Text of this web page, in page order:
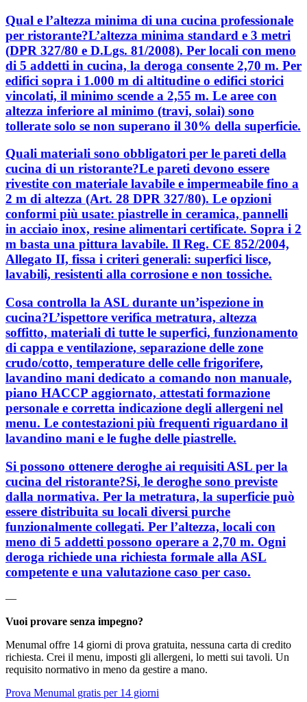
Qual e l’altezza minima di una cucina professionale
per ristorante?L’altezza minima standard e 3 metri
(DPR 327/80 e D.Lgs. 81/2008). Per locali con meno
di 5 addetti in cucina, la deroga consente 2,70 m. Per
edifici sopra i 1.000 m di altitudine o edifici storici
vincolati, il minimo scende a 2,55 m. Le aree con
altezza inferiore al minimo (travi, solai) sono
tollerate solo se non superano il 30% della superficie.
Quali materiali sono obbligatori per le pareti della
cucina di un ristorante?Le pareti devono essere
rivestite con materiale lavabile e impermeabile fino a
2 m di altezza (Art. 28 DPR 327/80). Le opzioni
conformi più usate: piastrelle in ceramica, pannelli
in acciaio inox, resine alimentari certificate. Sopra i 2
m basta una pittura lavabile. Il Reg. CE 852/2004,
Allegato II, fissa i criteri generali: superfici lisce,
lavabili, resistenti alla corrosione e non tossiche.
Cosa controlla la ASL durante un’ispezione in
cucina?L’ispettore verifica metratura, altezza
soffitto, materiali di tutte le superfici, funzionamento
di cappa e ventilazione, separazione delle zone
crudo/cotto, temperature delle celle frigorifere,
lavandino mani dedicato a comando non manuale,
piano HACCP aggiornato, attestati formazione
personale e corretta indicazione degli allergeni nel
menu. Le contestazioni più frequenti riguardano il
lavandino mani e le fughe delle piastrelle.
Si possono ottenere deroghe ai requisiti ASL per la
cucina del ristorante?Si, le deroghe sono previste
dalla normativa. Per la metratura, la superficie può
essere distribuita su locali diversi purche
funzionalmente collegati. Per l’altezza, locali con
meno di 5 addetti possono operare a 2,70 m. Ogni
deroga richiede una richiesta formale alla ASL
competente e una valutazione caso per caso.
—
Vuoi provare senza impegno?
Menumal offre 14 giorni di prova gratuita, nessuna carta di credito
richiesta. Crei il menu, imposti gli allergeni, lo metti sui tavoli. Un
requisito normativo in meno da gestire a mano.
Prova Menumal gratis per 14 giorni